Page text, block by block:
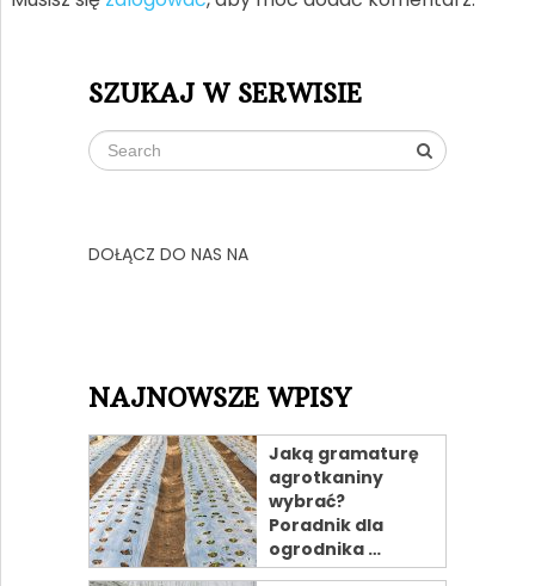
SZUKAJ W SERWISIE
DOŁĄCZ DO NAS NA
NAJNOWSZE WPISY
Jaką gramaturę
agrotkaniny
wybrać?
Poradnik dla
ogrodnika …